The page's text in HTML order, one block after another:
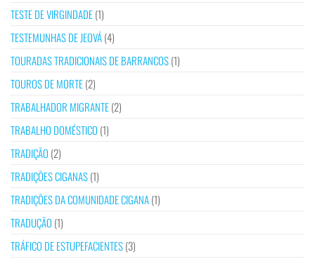
TESTE DE VIRGINDADE(1)
TESTEMUNHAS DE JEOVÁ(4)
TOURADAS TRADICIONAIS DE BARRANCOS(1)
TOUROS DE MORTE(2)
TRABALHADOR MIGRANTE(2)
TRABALHO DOMÉSTICO (1)
TRADIÇÃO (2)
TRADIÇÕES CIGANAS(1)
TRADIÇÕES DA COMUNIDADE CIGANA(1)
TRADUÇÃO (1)
TRÁFICO DE ESTUPEFACIENTES(3)